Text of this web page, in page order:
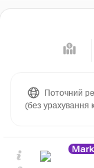
Поточний
(без урахування